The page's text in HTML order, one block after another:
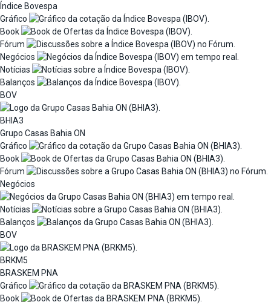
Índice Bovespa
Gráfico
Book
Fórum
Negócios
Notícias
Balanços
BOV
BHIA3
Grupo Casas Bahia ON
Gráfico
Book
Fórum
Negócios
Notícias
Balanços
BOV
BRKM5
BRASKEM PNA
Gráfico
Book